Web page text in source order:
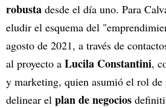
robusta desde el día uno. Para
eludir el esquema del
agosto de 2021, a través de
al proyecto a Lucila Constantini,
y marketing, quien asumió el rol de
delinear el plan de negocios